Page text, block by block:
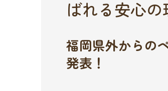
ばれる安心の
福岡県外からの
発表！